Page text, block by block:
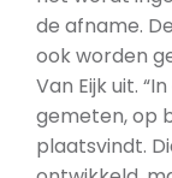
de afname.
ook worden
Van Eijk uit.
gemeten, op
plaatsvindt.